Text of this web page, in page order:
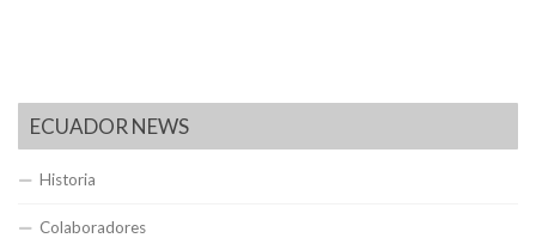
ECUADOR NEWS
Historia
Colaboradores